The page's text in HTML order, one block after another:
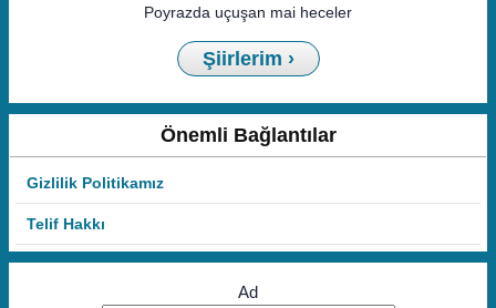
Poyrazda uçuşan mai heceler
Şiirlerim ›
Önemli Bağlantılar
Gizlilik Politikamız
Telif Hakkı
Ad